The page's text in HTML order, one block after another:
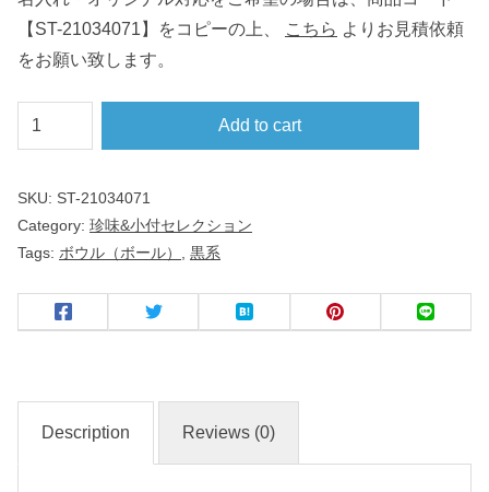
【ST-21034071】をコピーの上、
こちら よりお見積依頼
をお願い致します。
８
ｃ
ス
ド
ボ
Add to cart
SKU: ST-21034071
Category: 珍味&小付セレクション
Tags: ボウル（ボール） 黒系
Description Reviews (0)